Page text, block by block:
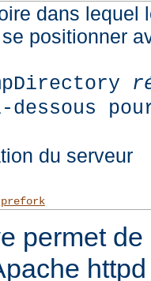
dans lequel
positionner
du serveur
prefork
permet